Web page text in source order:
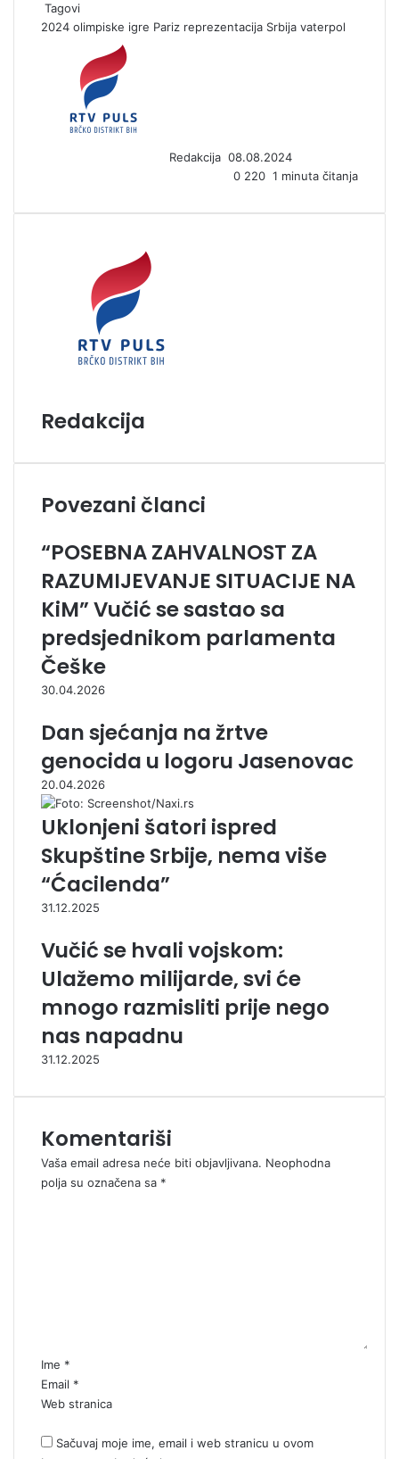
Tagovi
2024 olimpiske igre Pariz reprezentacija Srbija vaterpol
Redakcija e
m
i
08.08.2024
0 220 1 minuta čitanja
Redakcija
Povezani članci
“POSEBNA ZAHVALNOST ZA
RAZUMIJEVANJE SITUACIJE NA
KiM” Vučić se sastao sa
predsjednikom parlamenta
Češke
30.04.2026
Dan sjećanja na žrtve
genocida u logoru Jasenovac
20.04.2026
Uklonjeni šatori ispred
Skupštine Srbije, nema više
“Ćacilenda”
31.12.2025
Vučić se hvali vojskom:
Ulažemo milijarde, svi će
mnogo razmisliti prije nego
nas napadnu
31.12.2025
Komentariši
Vaša email adresa neće biti objavljivana. Neophodna
polja su označena sa *
*Ime *
Email *
Web stranica
Sačuvaj moje ime, email i web stranicu u ovom